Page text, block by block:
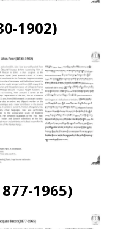
1902)
1965)